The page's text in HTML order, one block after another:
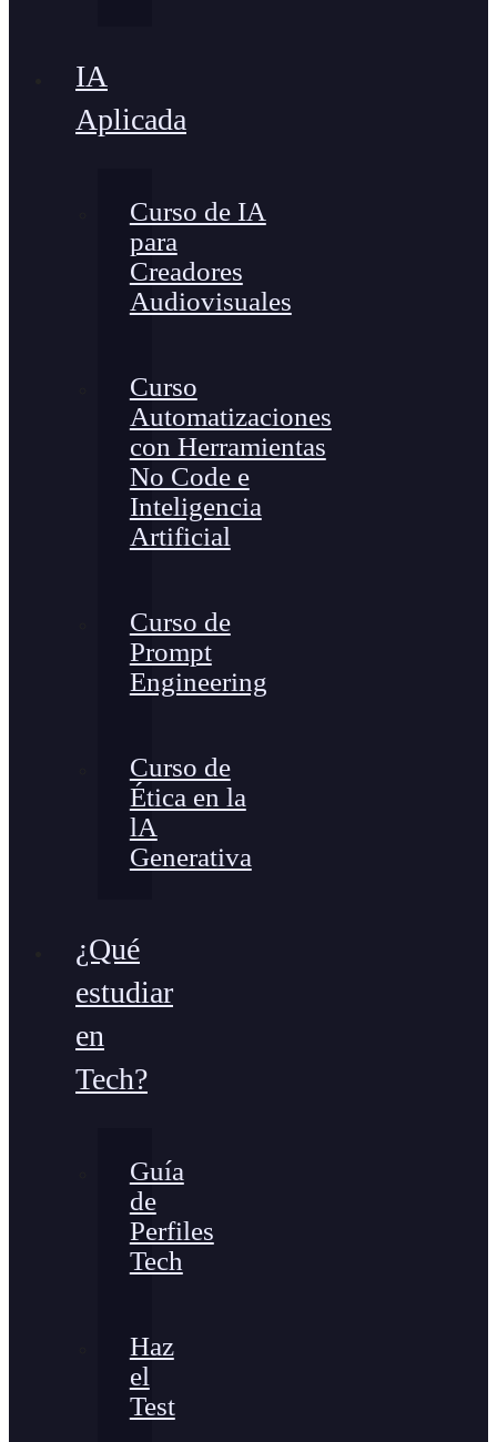
IA
Aplicada
Curso de IA
para
Creadores
Audiovisuales
Curso
Automatizaciones
con Herramientas
No Code e
Inteligencia
Artificial
Curso de
Prompt
Engineering
Curso de
Ética en la
lA
Generativa
¿Qué
estudiar
en
Tech?
Guía
de
Perfiles
Tech
Haz
el
Test